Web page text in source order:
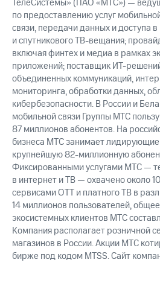
ТелеСистемы» (ПАО «МТС») —
по предоставлению услуг
связи, передачи данных и доступа
и спутникового ТВ-вещания;
включая финтех и медиа в рамках
приложений; поставщик ИТ-
объединенных коммуникаций,
мониторинга, обработки данных,
кибербезопасности. В России и
мобильной связи Группы МТС
87 миллионов абонентов. На
бизнеса МТС занимает
крупнейшую 82-миллионную
Фиксированными услугами МТС —
в интернет и ТВ — охвачено около
сервисами OTT и платного ТВ в
14 миллионов пользователей,
экосистемных клиентов МТС
Компания располагает розничной
магазинов в России. Акции МТС
бирже под кодом MTSS. Сайт